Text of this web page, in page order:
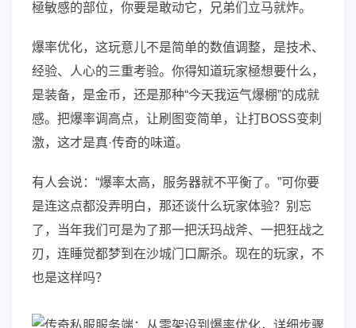
極敏感的部位，你要是敢动它，兄弟们立马就炸。
爆率优化，这玩意儿不是简单的数值调整，是技术、
经验、人心的三重考验。你得知道玩家極想要什么，
是装备，是金币，还是那种“今天我运气爆棚”的成就
感。把爆率调高点，让刷图变简单，让打BOSS变刺
激，这才是真·传奇的味道。
有人会说：“爆率太高，服务器就不平衡了。”可你要
是连这点都没弄明白，那还谈什么玩家体验？别忘
了，当年我们可是为了那一把沃玛战斧、一把狂战之
刃，连睡觉都梦到在沙城门口厮杀。现在的玩家，不
也是这样吗？